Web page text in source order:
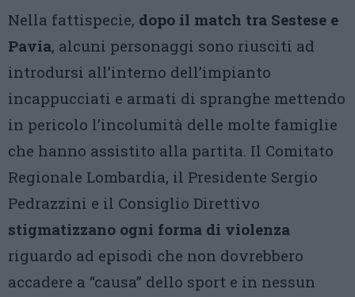
Nella fattispecie, dopo il match tra Sestese e
Pavia, alcuni personaggi sono riusciti ad
introdursi all’interno dell’impianto
incappucciati e armati di spranghe mettendo
in pericolo l’incolumità delle molte famiglie
che hanno assistito alla partita. Il Comitato
Regionale Lombardia, il Presidente Sergio
Pedrazzini e il Consiglio Direttivo
stigmatizzano ogni forma di violenza
riguardo ad episodi che non dovrebbero
accadere a “causa” dello sport e in nessun